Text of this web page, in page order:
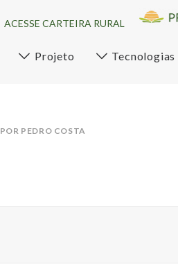
ACESSE CARTEIRA RURAL
Projeto Tecnologias
POR PEDRO COSTA